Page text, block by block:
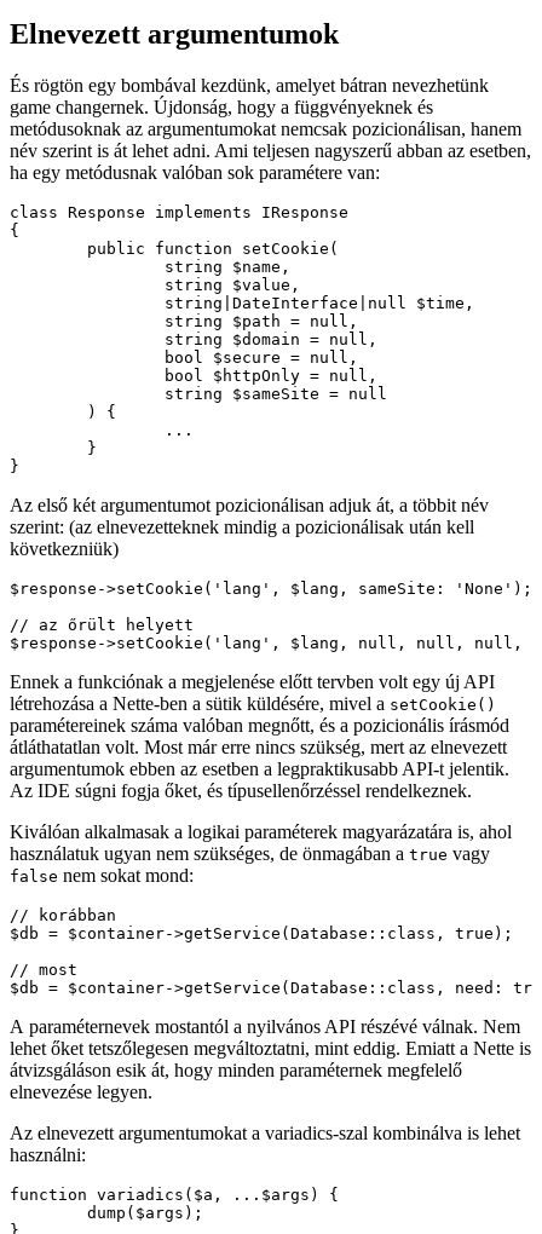
Elnevezett argumentumok
És rögtön egy bombával kezdünk, amelyet bátran nevezhetünk
game changernek. Újdonság, hogy a függvényeknek és
metódusoknak az argumentumokat nemcsak pozicionálisan, hanem
név szerint is át lehet adni. Ami teljesen nagyszerű abban az esetben,
ha egy metódusnak valóban sok paramétere van:
class Response implements IResponse
{
Az első két argumentumot pozicionálisan adjuk át, a többit név
szerint: (az elnevezetteknek mindig a pozicionálisak után kell
következniük)
$response->setCookie('lang', $lang, sameSite: 'None');
// az őrült helyett
Ennek a funkciónak a megjelenése előtt tervben volt egy új API
létrehozása a Nette-ben a sütik küldésére, mivel a setCookie()
paramétereinek száma valóban megnőtt, és a pozicionális írásmód
átláthatatlan volt. Most már erre nincs szükség, mert az elnevezett
argumentumok ebben az esetben a legpraktikusabb API-t jelentik.
Az IDE súgni fogja őket, és típusellenőrzéssel rendelkeznek.
Kiválóan alkalmasak a logikai paraméterek magyarázatára is, ahol
használatuk ugyan nem szükséges, de önmagában a true vagy
false nem sokat mond:
// korábban
$db = $container->getService(Database::class, true);
// most
A paraméternevek mostantól a nyilvános API részévé válnak. Nem
lehet őket tetszőlegesen megváltoztatni, mint eddig. Emiatt a Nette is
átvizsgáláson esik át, hogy minden paraméternek megfelelő
elnevezése legyen.
Az elnevezett argumentumokat a variadics-szal kombinálva is lehet
használni:
function variadics($a, ...$args) {